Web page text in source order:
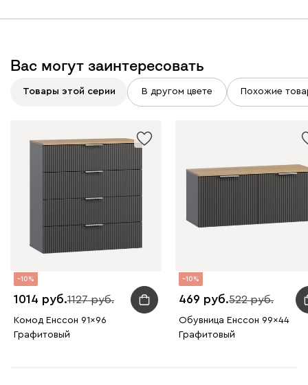
Вас могут заинтересовать
Товары этой серии В другом цвете Похожие
10
1014 1127
Комод Енссон 91x96
Графитовый
10
469 522
Обувница Енссон 99x44
Графитовый